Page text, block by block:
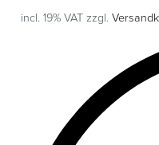
incl. 19% VAT zzgl.